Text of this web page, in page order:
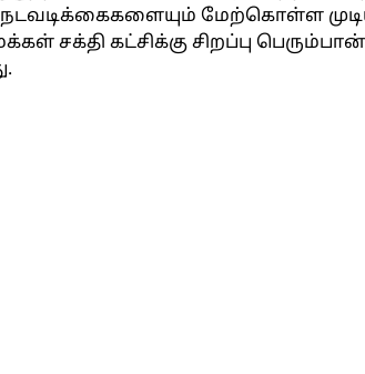
மேற்கொள்ள
சக்தி கட்சிக்கு சிறப்பு